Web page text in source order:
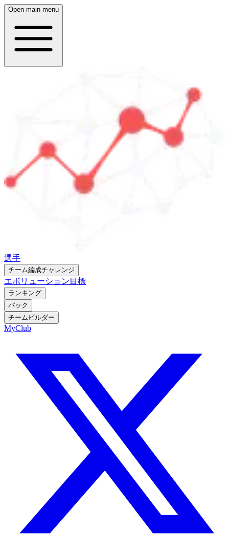
Open main menu
選手
チーム編成チャレンジ
エボリューション 目標
ランキング
パック
チームビルダー
MyClub